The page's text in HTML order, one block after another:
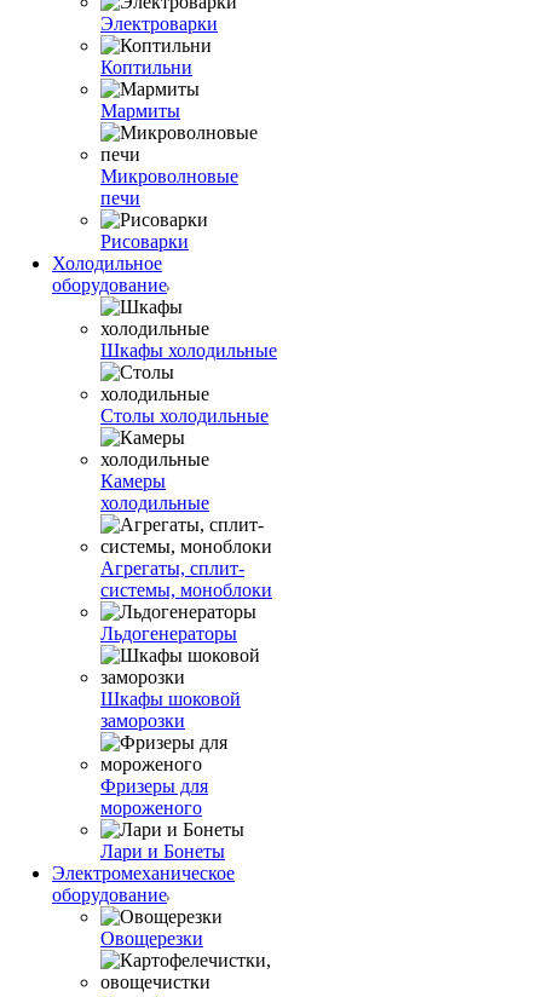
Электроварки
Коптильни
Мармиты
Микроволновые
печи
Рисоварки
Холодильное
оборудование
Шкафы холодильные
Столы холодильные
Камеры
холодильные
Агрегаты, сплит-
системы, моноблоки
Льдогенераторы
Шкафы шоковой
заморозки
Фризеры для
мороженого
Лари и Бонеты
Электромеханическое
оборудование
Овощерезки